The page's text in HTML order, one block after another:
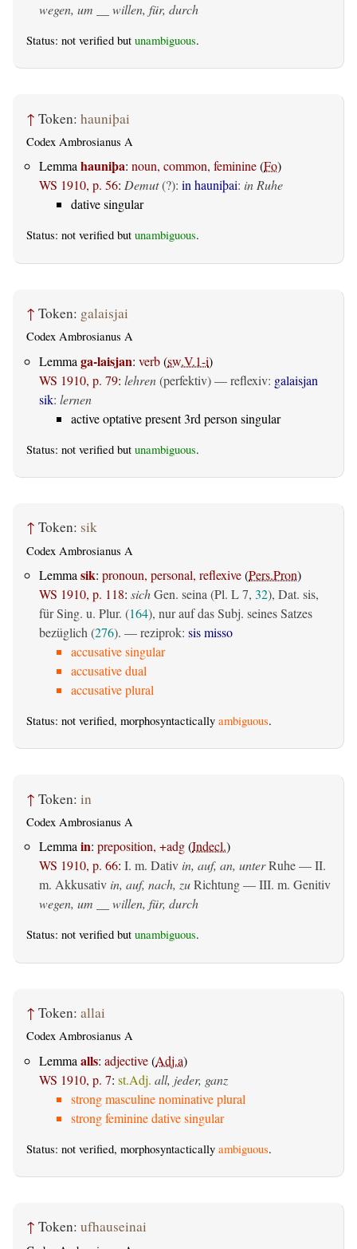
wegen, um __ willen, für, durch
Status: not verified but unambiguous.
↑ Token: hauniþai
Codex Ambrosianus A
Lemmahauniþa: noun, common, feminine(Fo)
WS 1910, p. 56: Demut(?): in hauniþai: in Ruhe
dative singular
Status: not verified but unambiguous.
↑ Token: galaisjai
Codex Ambrosianus A
Lemma ga-laisjan: verb(sw.V.1-i)
WS 1910, p. 79: lehren(perfektiv)—reflexiv: galaisjan
sik: lernen
active optative present 3rd person singular
Status: not verified but unambiguous.
↑ Token: sik
Codex Ambrosianus A
Lemma sik: pronoun, personal, reflexive(Pers.Pron)
WS 1910, p. 118: sichGen. seina (Pl. L 7, 32), Dat. sis,
für Sing. u. Plur. (164), nur auf das Subj. seines Satzes
bezüglich (276). — reziprok: sis misso
accusative singular
accusative dual
accusative plural
Status: not verified, morphosyntactically ambiguous.
↑ Token: in
Codex Ambrosianus A
Lemmain: preposition, +adg(Indecl.)
WS 1910, p. 66: I. m. Dativ in, auf, an, unterRuhe — II.
m. Akkusativ in, auf, nach, zuRichtung — III. m. Genitiv
wegen, um __ willen, für, durch
Status: not verified but unambiguous.
↑ Token: allai
Codex Ambrosianus A
Lemma alls: adjective(Adj.a)
WS 1910, p. 7: st.Adj. all, jeder, ganz
strong masculine nominative plural
strong feminine dative singular
Status: not verified, morphosyntactically ambiguous.
↑ Token: ufhauseinai